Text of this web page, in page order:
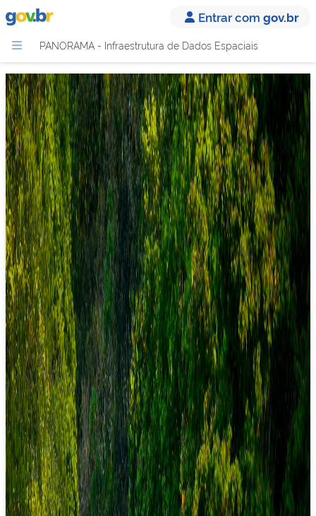
Entrar com gov.br
PANORAMA - Infraestrutura de Dados Espaciais